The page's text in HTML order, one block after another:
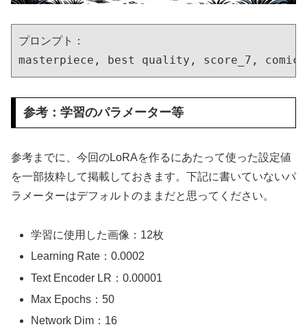
プロンプト：
masterpiece, best quality, score_7,
参考：学習のパラメーター等
参考までに、今回のLoRAを作るにあたって使った設定値
を一部抜粋して掲載しておきます。下記に書いていないパ
ラメーターはデフォルトのままだと思ってください。
学習に使用した画像：12枚
Learning Rate：0.0002
Text Encoder LR：0.00001
Max Epochs：50
Network Dim：16